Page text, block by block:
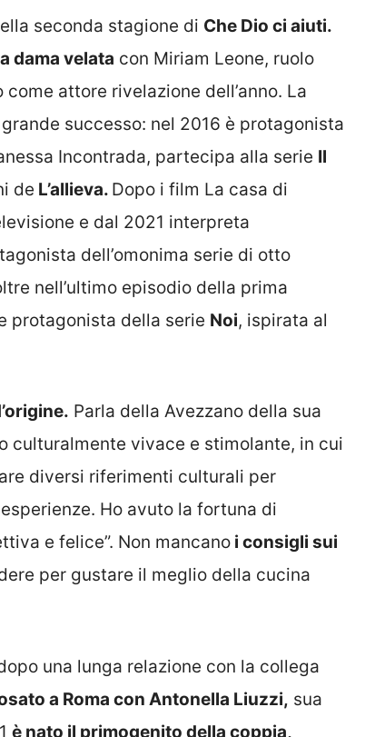
seconda stagione di Che Dio ci aiuti.
dama velata con Miriam Leone, ruolo
attore rivelazione dell’anno. La
successo: nel 2016 è protagonista
Incontrada, partecipa alla serie Il
de L’allieva. Dopo i film La casa di
e dal 2021 interpreta
dell’omonima serie di otto
nell’ultimo episodio della prima
protagonista della serie Noi, ispirata al
Parla della Avezzano della sua
culturalmente vivace e stimolante, in cui
diversi riferimenti culturali per
Ho avuto la fortuna di
e felice”. Non mancano i consigli sui
per gustare il meglio della cucina
una lunga relazione con la collega
a Roma con Antonella Liuzzi, sua
è nato il primogenito della coppia,